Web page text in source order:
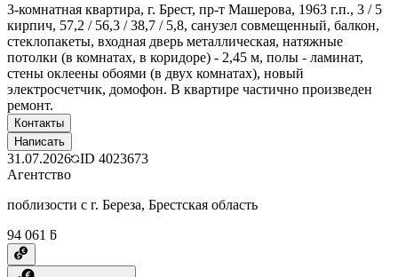
3-комнатная квартира, г. Брест, пр-т Машерова, 1963 г.п., 3 / 5
кирпич, 57,2 / 56,3 / 38,7 / 5,8, санузел совмещенный, балкон,
стеклопакеты, входная дверь металлическая, натяжные
потолки (в комнатах, в коридоре) - 2,45 м, полы - ламинат,
стены оклеены обоями (в двух комнатах), новый
электросчетчик, домофон. В квартире частично произведен
ремонт.
Контакты
Написать
31.07.2026 ID 4023673
Агентство
поблизости с г. Береза, Брестская область
94 061 ƃ